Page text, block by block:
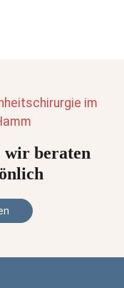
im
wir beraten